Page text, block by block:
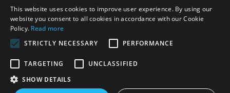
Отправить Запрос Сейчас
Авторские права © 2025 Shenzhen Thincen Technology Co., Ltd. -
This website uses cookies to improve user experience. By using our
website you consent to all cookies in accordance with our Cookie
Policy. Read more
STRICTLY NECESSARY
PERFORMANCE
TARGETING
UNCLASSIFIED
SHOW DETAILS